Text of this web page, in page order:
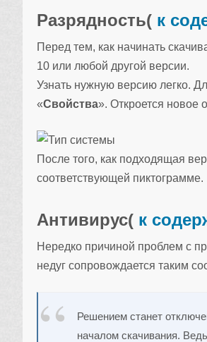
Разрядность( к
Перед тем, как начинать
10 или любой другой версии.
Узнать нужную версию легко.
«Свойства». Откроется новое
После того, как подходящая
соответствующей пиктограмме.
Антивирус( к
Нередко причиной проблем с
недуг сопровождается таким
Решением станет
началом скачивания.